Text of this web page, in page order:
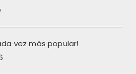
vez más popular!